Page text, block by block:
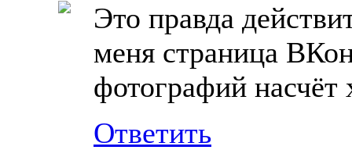
Это правда
меня страница
фотографий
Ответить